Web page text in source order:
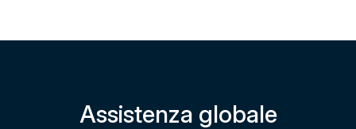
Assistenza globale